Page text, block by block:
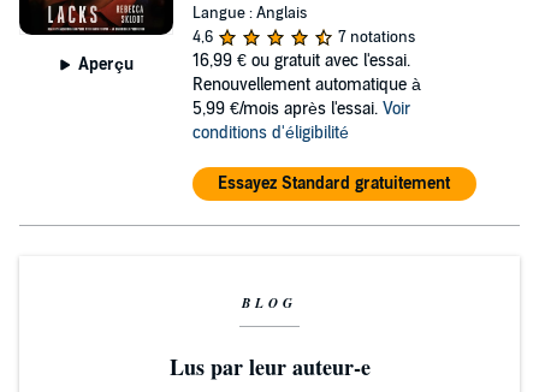
Aperçu
Langue : Anglais
4,6
7 notations
16,99 € ou gratuit avec l'essai.
Renouvellement automatique à
5,99 €/mois après l'essai. Voir
conditions d'éligibilité
Essayez Standard gratuitement
BLOG
Lus par leur auteur-e